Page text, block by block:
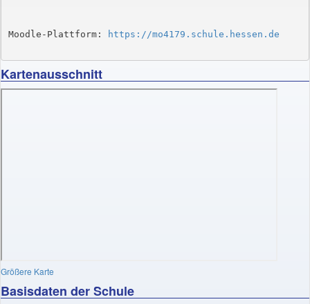
Moodle-Plattform: https://mo4179.schule.hessen.de
Kartenausschnitt
Größere Karte
Basisdaten der Schule